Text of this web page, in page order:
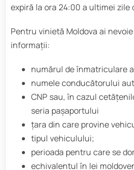
expiră la ora 24:00 a ultimei zile
Pentru vinietă Moldova ai
informații:
numărul de înmatriculare
numele conducătorului
CNP sau, în cazul
seria pașaportului
țara din care provine
tipul vehiculului;
perioada pentru care se
echivalentul în lei